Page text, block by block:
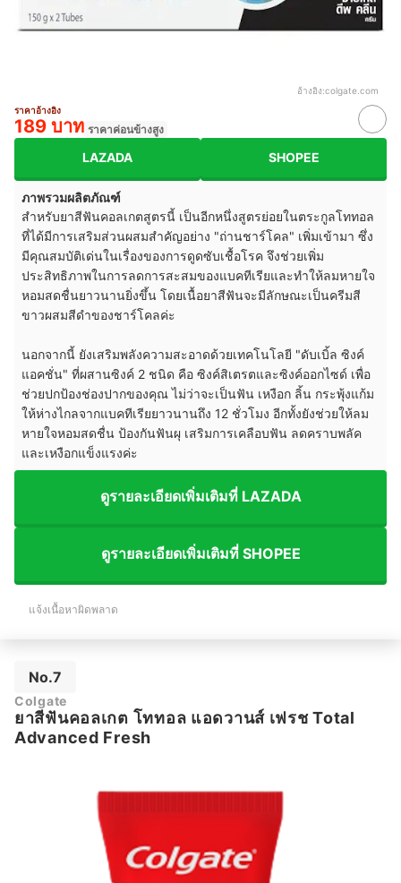
อ้างอิง:colgate.com
ราคาอ้างอิง
189 บาท ราคาค่อนข้างสูง
LAZADA SHOPEE
ภาพรวมผลิตภัณฑ์
สำหรับยาสีฟันคอลเกตสูตรนี้ เป็นอีกหนึ่งสูตรย่อยในตระกูลโททอล
ที่ได้มีการเสริมส่วนผสมสำคัญอย่าง "ถ่านชาร์โคล" เพิ่มเข้ามา ซึ่ง
มีคุณสมบัติเด่นในเรื่องของการดูดซับเชื้อโรค จึงช่วยเพิ่ม
ประสิทธิภาพในการลดการสะสมของแบคทีเรียและทำให้ลมหายใจ
หอมสดชื่นยาวนานยิ่งขึ้น โดยเนื้อยาสีฟันจะมีลักษณะเป็นครีมสี
ขาวผสมสีดำของชาร์โคลค่ะ
นอกจากนี้ ยังเสริมพลังความสะอาดด้วยเทคโนโลยี "ดับเบิ้ล ซิงค์
แอคชั่น" ที่ผสานซิงค์ 2 ชนิด คือ ซิงค์สิเตรตและซิงค์ออกไซด์ เพื่อ
ช่วยปกป้องช่องปากของคุณ ไม่ว่าจะเป็นฟัน เหงือก ลิ้น กระพุ้งแก้ม
ให้ห่างไกลจากแบคทีเรียยาวนานถึง 12 ชั่วโมง อีกทั้งยังช่วยให้ลม
หายใจหอมสดชื่น ป้องกันฟันผุ เสริมการเคลือบฟัน ลดคราบพลัค
และเหงือกแข็งแรงค่ะ
ดูรายละเอียดเพิ่มเติมที่ LAZADA
ดูรายละเอียดเพิ่มเติมที่ SHOPEE
แจ้งเนื้อหาผิดพลาด
No.7
Colgate
ยาสีฟันคอลเกต โททอล แอดวานส์ เฟรช Total
Advanced Fresh